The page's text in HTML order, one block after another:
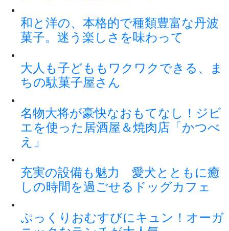
和と洋の、本格的で種類豊富な丹波
菓子。迷う楽しさを味わって
大人も子どももワクワクできる、ま
ちの駄菓子屋さん
名物大将が豪快なおもてなし！ジビ
エを使った居酒屋＆焼肉店「かつべ
え」
充実の設備も魅力 愛犬とともに癒
しの時間を過ごせるドッグカフェ
ぷっくりおむすびにキュン！オーガ